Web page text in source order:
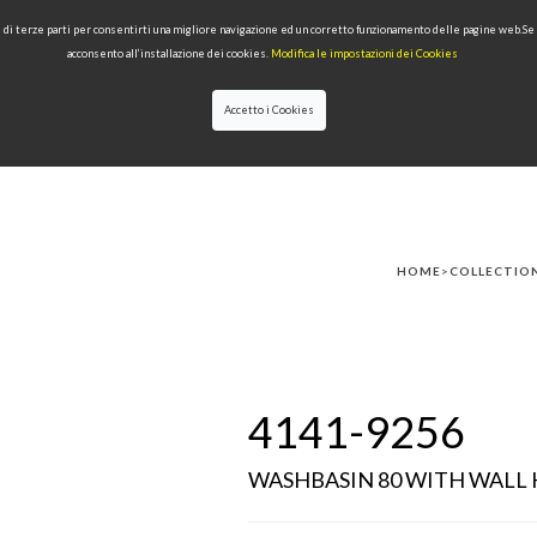
HOME>
4141-9256
WASHBASIN 80 WITH WALL
parti per consentirti una migliore navigazione ed un corretto funzionamento delle pagine web.Se
acconsento all’installazione dei cookies. Modifica le impostazioni dei Cookies
Accetto i Cookies